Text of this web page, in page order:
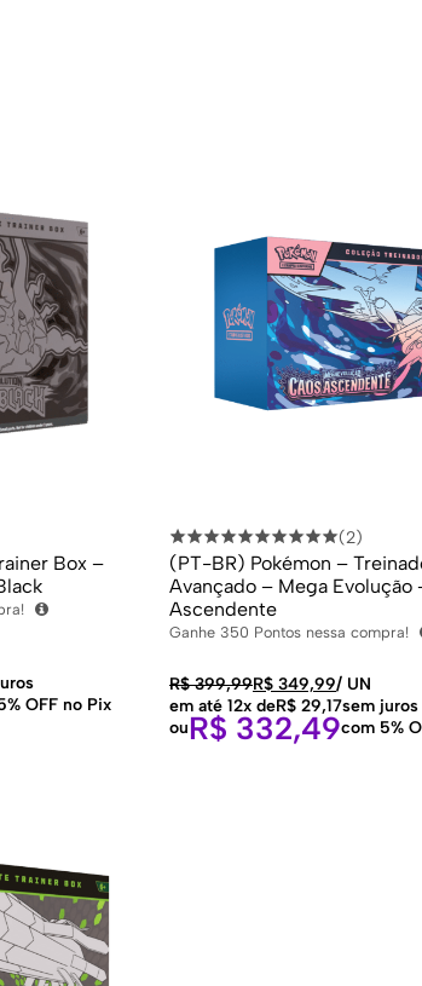
Box –
OFF no Pix
(2)
(PT-BR) Pokémon –
Avançado – Mega Evolução
Ascendente
Ganhe 350 Pontos nessa compra!
R$399,99R$ 349,99/ UN
em até 12x deR$ 29,17sem juros
ouR$ 332,49com 5%